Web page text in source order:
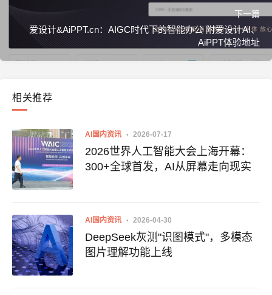
下一篇
爱设计&AiPPT.cn：AIGC时代下的智能办公 附爱设计AI、
AiPPT体验地址
相关推荐
AI国内资讯 2026-07-17
2026世界人工智能大会上海开幕：
300+全球首发，AI从屏幕走向现实
AI国内资讯 2026-04-30
DeepSeek灰测"识图模式"，多模态
图片理解功能上线